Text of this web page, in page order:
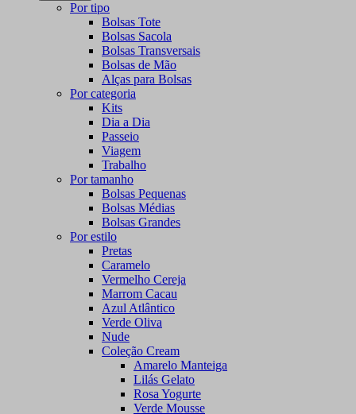
Por tipo
Bolsas Tote
Bolsas Sacola
Bolsas Transversais
Bolsas de Mão
Alças para Bolsas
Por categoria
Kits
Dia a Dia
Passeio
Viagem
Trabalho
Por tamanho
Bolsas Pequenas
Bolsas Médias
Bolsas Grandes
Por estilo
Pretas
Caramelo
Vermelho Cereja
Marrom Cacau
Azul Atlântico
Verde Oliva
Nude
Coleção Cream
Amarelo Manteiga
Lilás Gelato
Rosa Yogurte
Verde Mousse